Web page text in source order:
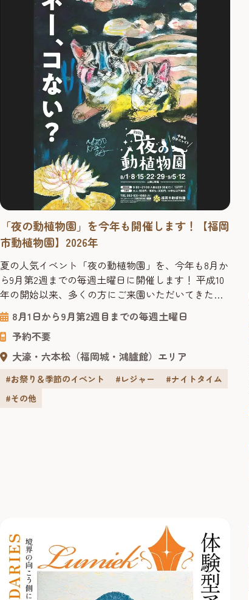
「夜の動植物園」を今年も開催します！【福岡
市動植物園】2026年
夏の人気イベント「夜の動植物園」を、今年も8月か
ら9月第2週までの毎週土曜日に開催します！ 平成10
年の開始以来、多くの方にご来園いただいてきた本
イベントでは、夜行性動物の生態や行動、夜にしか
咲かない花の観賞など特別な時間をお楽しみいただ
けます。今年は、3月にオープンした植物園エントラ
ンスガーデンが、イベント期間中限定の特別なライ
１日には、夜の動...
8月1日から9月第2週目までの毎週土曜日
予約不要
大濠・六本松（福岡城・鴻臚館）エリア
#お祭り＆季節のイベント #レジャー
#ナイトタイム
#その他